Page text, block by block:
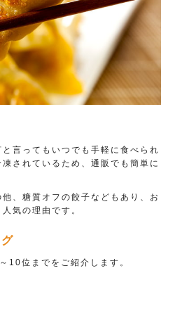
言ってもいつでも手軽に食べられ
されているため、通販でも簡単に
、糖質オフの餃子などもあり、お
気の理由です。
10位までをご紹介します。